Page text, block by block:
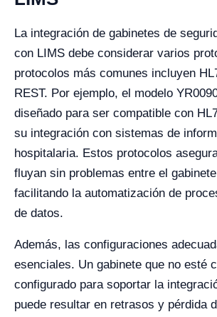
La integración de gabinetes de
con LIMS debe considerar varios
protocolos más comunes incluyen
REST. Por ejemplo, el modelo
diseñado para ser compatible con
su integración con sistemas de
hospitalaria. Estos protocolos
fluyan sin problemas entre el
facilitando la automatización de
de datos.
Además, las configuraciones
esenciales. Un gabinete que no esté
configurado para soportar la
puede resultar en retrasos y pérdida